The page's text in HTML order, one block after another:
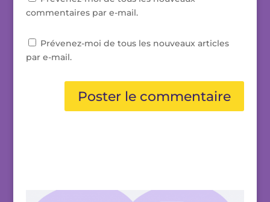
commentaires par e-mail.
Prévenez-moi de tous les nouveaux articles
par e-mail.